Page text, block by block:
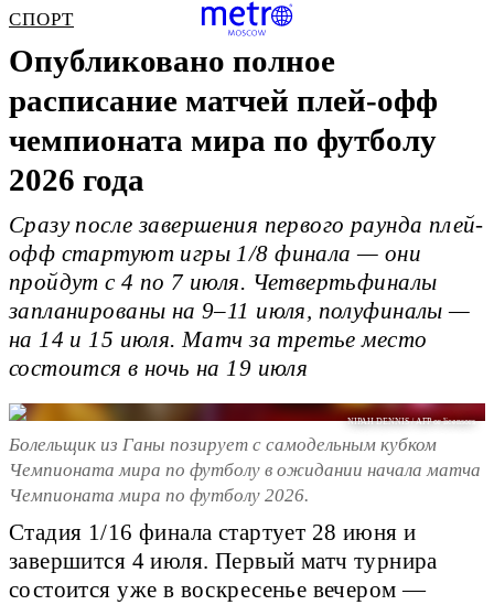
СПОРТ
Опубликовано полное
расписание матчей плей-офф
чемпионата мира по футболу
2026 года
Сразу после завершения первого раунда плей-
офф стартуют игры 1/8 финала — они
пройдут с 4 по 7 июля. Четвертьфиналы
запланированы на 9–11 июля, полуфиналы —
на 14 и 15 июля. Матч за третье место
состоится в ночь на 19 июля
NIPAH DENNIS / AFP or licensors
Болельщик из Ганы позирует с самодельным кубком
Чемпионата мира по футболу в ожидании начала матча
Чемпионата мира по футболу 2026.
Стадия 1/16 финала стартует 28 июня и
завершится 4 июля. Первый матч турнира
состоится уже в воскресенье вечером —